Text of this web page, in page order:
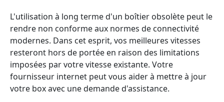
L'utilisation à long terme d'un boîtier obsolète peut le
rendre non conforme aux normes de connectivité
modernes. Dans cet esprit, vos meilleures vitesses
resteront hors de portée en raison des limitations
imposées par votre vitesse existante. Votre
fournisseur internet peut vous aider à mettre à jour
votre box avec une demande d'assistance.